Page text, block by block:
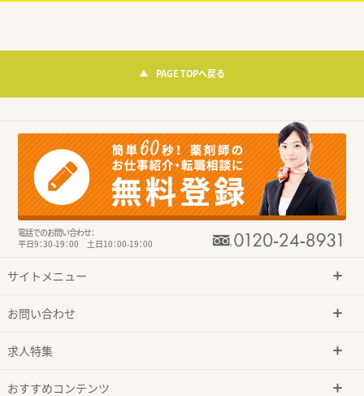
PAGE TOPへ戻る
電話でのお問い合わせ：
平日9：30-19：00 土日10：00-19：00
サイトメニュー
お問い合わせ
求人特集
おすすめコンテンツ